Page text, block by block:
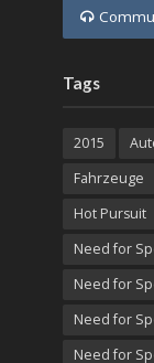
Tags
2015
Fahrzeuge
Hot Pursuit
Need for
Need for
Need for
Need for